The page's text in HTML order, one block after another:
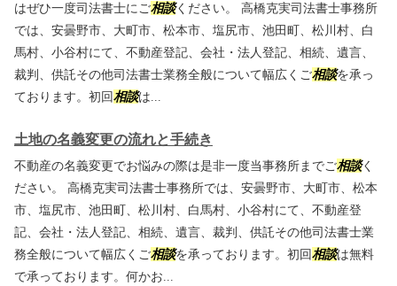
はぜひ一度司法書士にご相談ください。 高橋克実司法書士事務所
では、安曇野市、大町市、松本市、塩尻市、池田町、松川村、白
馬村、小谷村にて、不動産登記、会社・法人登記、相続、遺言、
裁判、供託その他司法書士業務全般について幅広くご相談を承っ
ております。初回相談は...
土地の名義変更の流れと手続き
不動産の名義変更でお悩みの際は是非一度当事務所までご相談く
ださい。 高橋克実司法書士事務所では、安曇野市、大町市、松本
市、塩尻市、池田町、松川村、白馬村、小谷村にて、不動産登
記、会社・法人登記、相続、遺言、裁判、供託その他司法書士業
務全般について幅広くご相談を承っております。初回相談は無料
で承っております。何かお...